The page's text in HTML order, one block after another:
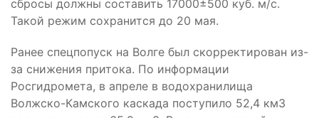
сбросы должны составить 17000±500 куб. м/с.
Такой режим сохранится до 20 мая.
Ранее спецпопуск на Волге был скорректирован из-
за снижения притока. По информации
Росгидромета, в апреле в водохранилища
Волжско-Камского каскада поступило 52,4 км3